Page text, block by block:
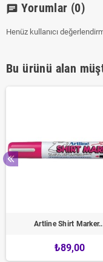
chat Yorumlar (0)
Henüz kullanıcı
Bu ürünü alan
Artline Shirt
₺89,00